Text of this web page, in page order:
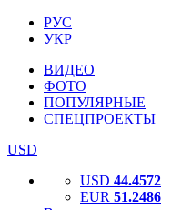
РУС
УКР
ВИДЕО
ФОТО
ПОПУЛЯРНЫЕ
СПЕЦПРОЕКТЫ
USD
USD 44.4572
EUR 51.2486